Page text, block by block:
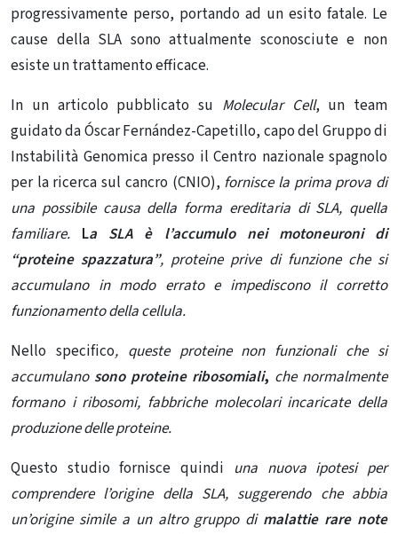
progressivamente perso, portando ad un esito fatale. Le
cause della SLA sono attualmente sconosciute e non
esiste un trattamento efficace.
In un articolo pubblicato su Molecular Cell, un team
guidato da Óscar Fernández-Capetillo, capo del Gruppo di
Instabilità Genomica presso il Centro nazionale spagnolo
per la ricerca sul cancro (CNIO), fornisce la prima prova di
una possibile causa della forma ereditaria di SLA, quella
familiare. La SLA è l’accumulo nei motoneuroni di
“proteine ​​spazzatura”, proteine ​​prive di funzione che si
accumulano in modo errato e impediscono il corretto
funzionamento della cellula.
Nello specifico, queste proteine ​​non funzionali che si
accumulano sono proteine ​​ribosomiali, che normalmente
formano i ribosomi, fabbriche molecolari incaricate della
produzione delle proteine.
Questo studio fornisce quindi una nuova ipotesi per
comprendere l’origine della SLA, suggerendo che abbia
un’origine simile a un altro gruppo di malattie rare note